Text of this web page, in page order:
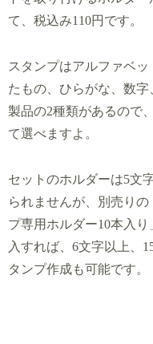
て、税込み110円です。
スタンプはアルファベッ
たもの、ひらがな、数字
製品の2種類があるので
て選べますよ。
セットのホルダーは5文
られませんが、別売り
プ専用ホルダー10本入
入すれば、6文字以上、
タンプ作成も可能です。